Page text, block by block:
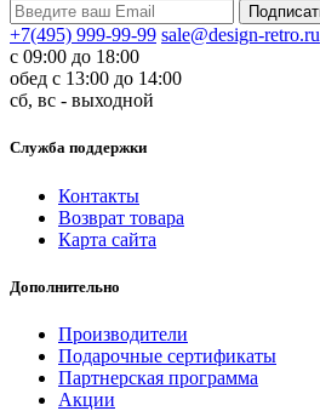
+7(495) 999-99-99 sale@design-retro.ru
с 09:00 до 18:00
обед с 13:00 до 14:00
сб, вс - выходной
Служба поддержки
Контакты
Возврат товара
Карта сайта
Дополнительно
Производители
Подарочные сертификаты
Партнерская программа
Акции